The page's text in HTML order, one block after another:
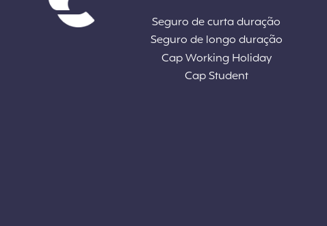
Seguro de curta duração
Seguro de longo duração
Cap Working Holiday
Cap Student